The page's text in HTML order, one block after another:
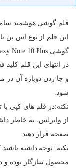
قلم گوشی هوشمند
گوشی Samsung Galaxy Note 10 Plus طراحی شده است.
در انتهای این قلم
و جا زدن دوباره آن
شود.
نکته:در قلم های کپی با
از وایرلس، به خاطر
صفحه قرار دهید.
نکته: توجه داشته
محصول سازگار بوده و